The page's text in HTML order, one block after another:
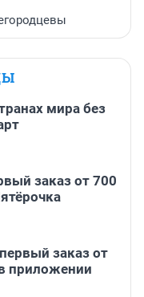
мира без
заказ от 700
заказ от
приложении